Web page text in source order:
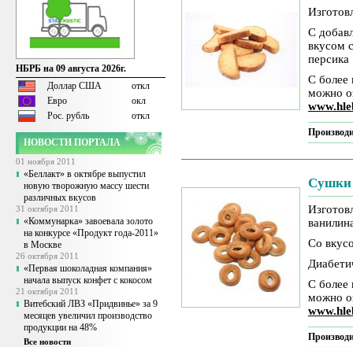
НБРБ на 09 августа 2026г.
Доллар США
откл
Евро
окл
Рос. рубль
откл
НОВОСТИ ПОРТАЛА
01 ноября 2011
«Беллакт» в октябре выпустил
новую творожную массу шести
различных вкусов
31 октября 2011
«Коммунарка» завоевала золото
на конкурсе «Продукт года-2011»
в Москве
26 октября 2011
«Первая шоколадная компания»
начала выпуск конфет с кокосом
21 октября 2011
Витебский ЛВЗ «Придвинье» за 9
месяцев увеличил производство
продукции на 48%
Все новости
С
вкусом
персика
С более
можно
Сушки
Со
С более
можно